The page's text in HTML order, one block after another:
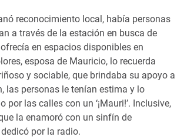
reconocimiento local, había personas
a través de la estación en busca de
en espacios disponibles en
esposa de Mauricio, lo recuerda
y sociable, que brindaba su apoyo a
las personas le tenían estima y lo
por las calles con un ‘¡Mauri!’. Inclusive,
la enamoró con un sinfín de
por la radio.